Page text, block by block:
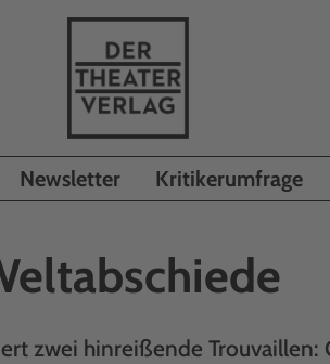
Newsletter Kritikerumfrage
zwei hinreißende Trouvaillen: